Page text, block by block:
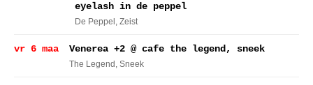
eyelash in de peppel
De Peppel , Zeist
vr 6 maa Venerea +2 @ cafe the legend, sneek
The Legend , Sneek